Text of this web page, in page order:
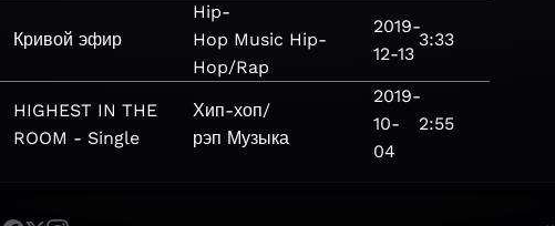
Кривой эфир
Hip-
Hop Music Hip-
Hop/Rap
2019-
12-13
3:33
HIGHEST IN THE
ROOM - Single
Хип-хоп/
рэп Музыка
2019-
10-
04
2:55